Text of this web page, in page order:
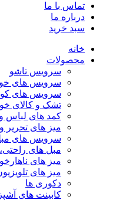
تماس با ما
درباره ما
سبد خرید
خانه
محصولات
سرویس تاشو
سرویس های
سرویس های
تشک و کالای
کمد های لباس
میز های تحریر و
سرویس های
مبل های
میز های
میز های
دکوری ها
کابینت های